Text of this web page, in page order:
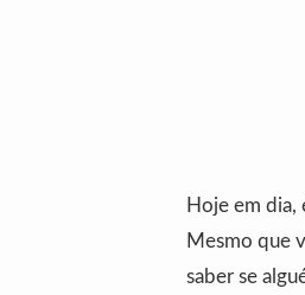
Hoje em dia,
Mesmo que
saber se